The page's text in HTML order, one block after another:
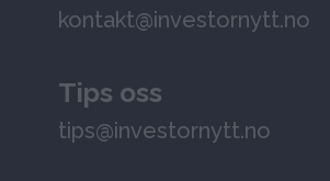
kontakt@investornytt.no
Tips oss
tips@investornytt.no